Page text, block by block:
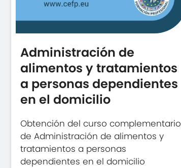
Administración de
alimentos y tratamientos
a personas dependientes
en el domicilio
Obtención del curso complementario
de Administración de alimentos y
tratamientos a personas
dependientes en el domicilio